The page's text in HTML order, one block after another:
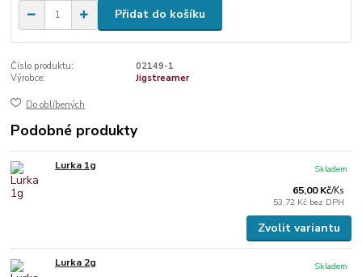
Přidat do košíku
Číslo produktu:
02149-1
Výrobce:
Jigstreamer
Do oblíbených
Podobné produkty
Lurka 1g
65,00 Kč/Ks
53,72 Kč bez DPH
Skladem
Zvolit variantu
Lurka 2g
Skladem